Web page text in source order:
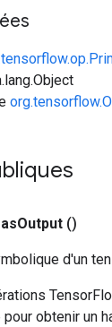
asOutput ()
d'un
obtenir un